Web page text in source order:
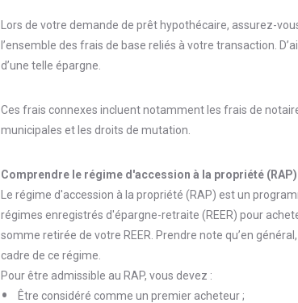
Lors de votre demande de prêt hypothécaire, assurez-
l’ensemble des frais de base reliés à votre transaction.
d’une telle épargne.
Ces frais connexes incluent notamment les frais de
municipales et les droits de mutation.
Comprendre le régime d'accession à la propriété (RAP)
Le régime d'accession à la propriété (RAP) est un
régimes enregistrés d'épargne-retraite (REER) pour
somme retirée de votre REER. Prendre note qu’en
cadre de ce régime.
Pour être admissible au RAP, vous devez :
Être considéré comme un premier acheteur ;